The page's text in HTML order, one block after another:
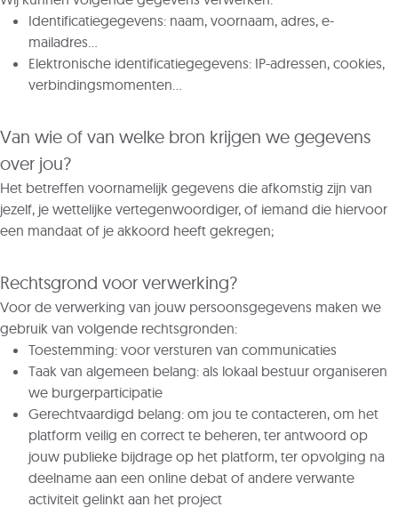
Identificatiegegevens: naam, voornaam, adres, e-
mailadres…
Elektronische identificatiegegevens: IP-adressen, cookies,
verbindingsmomenten…
Van wie of van welke bron krijgen we gegevens
over jou?
Het betreffen voornamelijk gegevens die afkomstig zijn van
jezelf, je wettelijke vertegenwoordiger, of iemand die hiervoor
een mandaat of je akkoord heeft gekregen;
Rechtsgrond voor verwerking?
Voor de verwerking van jouw persoonsgegevens maken we
gebruik van volgende rechtsgronden:
Toestemming: voor versturen van communicaties
Taak van algemeen belang: als lokaal bestuur organiseren
we burgerparticipatie
Gerechtvaardigd belang: om jou te contacteren, om het
platform veilig en correct te beheren, ter antwoord op
jouw publieke bijdrage op het platform, ter opvolging na
deelname aan een online debat of andere verwante
activiteit gelinkt aan het project